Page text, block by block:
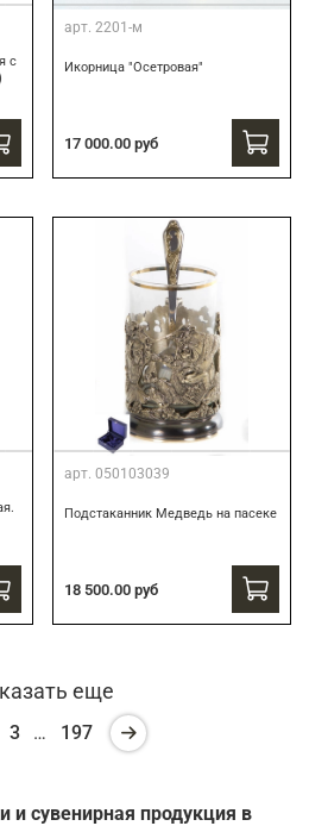
с
арт. 2201-м
Икорница "Осетровая"
17 000.00 руб
арт. 050103039
Подстаканник Медведь на пасеке
18 500.00 руб
еще
3 … 197
и сувенирная продукция в